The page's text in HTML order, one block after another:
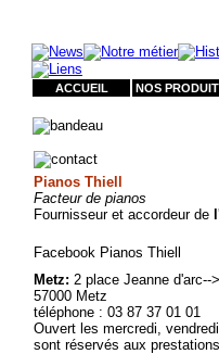
ACCUEIL NOS
Pianos Thiell
Facteur de pianos
Fournisseur et accordeur de
Facebook Pianos Thiell
Metz: 2 place Jeanne d'arc-->
57000 Metz
téléphone : 03 87 37 01 01
Ouvert les mercredi,
sont réservés aux